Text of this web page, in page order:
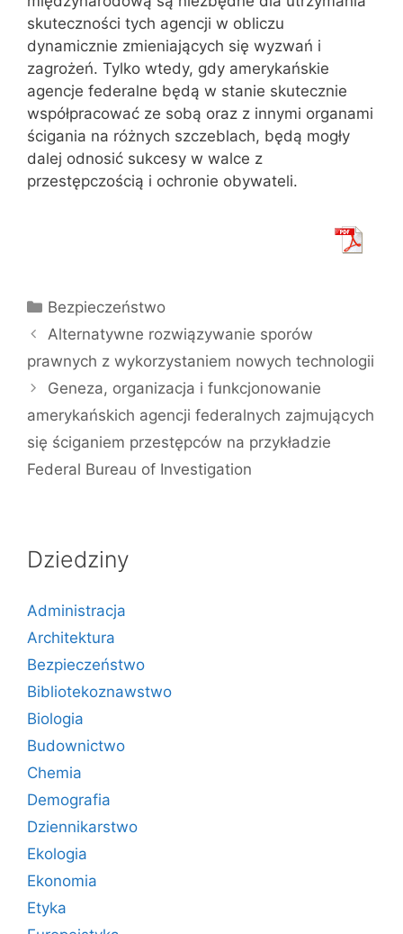
skuteczności tych agencji w obliczu
dynamicznie zmieniających się wyzwań i
zagrożeń. Tylko wtedy, gdy amerykańskie
agencje federalne będą w stanie skutecznie
współpracować ze sobą oraz z innymi organami
ścigania na różnych szczeblach, będą mogły
dalej odnosić sukcesy w walce z
przestępczością i ochronie obywateli.
Kategorie
Bezpieczeństwo
Alternatywne rozwiązywanie sporów
prawnych z wykorzystaniem nowych technologii
Geneza, organizacja i funkcjonowanie
amerykańskich agencji federalnych zajmujących
się ściganiem przestępców na przykładzie
Federal Bureau of Investigation
Dziedziny
Administracja
Architektura
Bezpieczeństwo
Bibliotekoznawstwo
Biologia
Budownictwo
Chemia
Demografia
Dziennikarstwo
Ekologia
Ekonomia
Etyka